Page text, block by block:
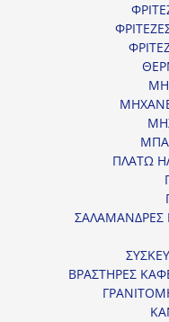
ΠΛΑΤΩ
ΣΑΛΑΜΑΝΔΡΕΣ
ΒΡΑΣΤΗΡΕΣ